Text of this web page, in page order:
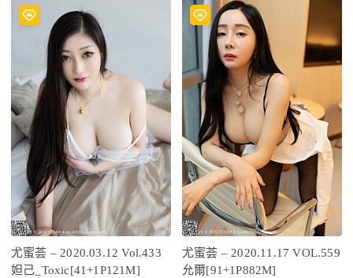
尤蜜荟 – 2020.03.12 Vol.433
妲己_Toxic[41+1P121M]
尤蜜荟 – 2020.11.17 VOL.559
允爾[91+1P882M]